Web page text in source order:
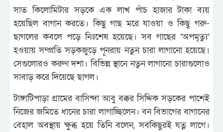
সাত কিলোমিটার সড়কে এক লাখ পাঁচ হাজার টাকা ব্যয়
হয়েছিল বাগান করতে। কিছু গাছ মরে যাওয়া ও কিছু গরু-
ছাগলের কবলে পড়ে নিঃশেষ হয়েছে। সব গাছের ‘অপমৃত্যু’
হওয়ায় সম্প্রতি সড়কজুড়ে পূনরায় নতুন চারা লাগানো হয়েছে।
সেগুলোরও করুণ দশা। বিভিন্ন স্থানে নতুন লাগানো চারাগুলোও
সাবাড় করে দিয়েছে ছাগল।
টাঙ্গাটিপাড়া গ্রামের বাসিন্দা আবু বক্কর সিদ্দিক সড়কের পাশেই
নিজের জমিতে ধানের চারা লাগাচ্ছিলেন। বন বিভাগের বাগানের
বেহাল অবস্থায় ক্ষুব্ধ হয়ে তিনি বলেন, সবকিছুরই যত্ন লাগে।